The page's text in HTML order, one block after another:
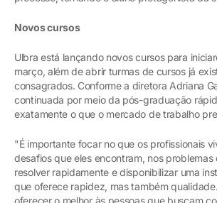
Novos cursos
Ulbra está lançando novos cursos para
março, além de abrir turmas de cursos já
consagrados. Conforme a diretora Adriana
continuada por meio da pós-graduação
exatamente o que o mercado de trabalho
"É importante focar no que os profissionais
desafios que eles encontram, nos problemas
resolver rapidamente e disponibilizar uma
que oferece rapidez, mas também